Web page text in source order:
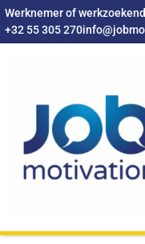
Werknemer of
+32 55 305 270